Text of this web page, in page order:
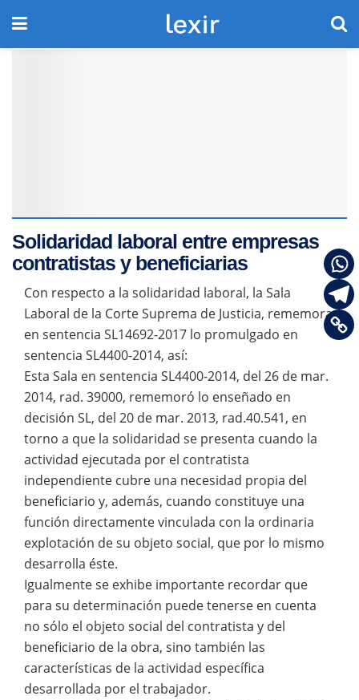
Solidaridad laboral entre empresas
contratistas y beneficiarias
Con respecto a la solidaridad laboral, la Sala
Laboral de la Corte Suprema de Justicia, rememora
en sentencia SL14692-2017 lo promulgado en
sentencia SL4400-2014, así:
Esta Sala en sentencia SL4400-2014, del 26 de mar.
2014, rad. 39000, rememoró lo enseñado en
decisión SL, del 20 de mar. 2013, rad.40.541, en
torno a que la solidaridad se presenta cuando la
actividad ejecutada por el contratista
independiente cubre una necesidad propia del
beneficiario y, además, cuando constituye una
función directamente vinculada con la ordinaria
explotación de su objeto social, que por lo mismo
desarrolla éste.
Igualmente se exhibe importante recordar que
para su determinación puede tenerse en cuenta
no sólo el objeto social del contratista y del
beneficiario de la obra, sino también las
características de la actividad específica
desarrollada por el trabajador.